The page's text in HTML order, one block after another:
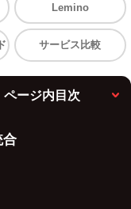
Lemino
サービス比較
ページ内目次
合